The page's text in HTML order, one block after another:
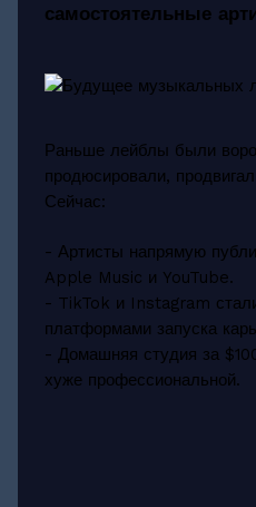
самостоятельные
Раньше лейблы были
продюсировали,
Сейчас:
- Артисты напрямую
Apple Music и YouTube.
- TikTok и Instagram
платформами запуска
- Домашняя студия за
хуже профессиональной.